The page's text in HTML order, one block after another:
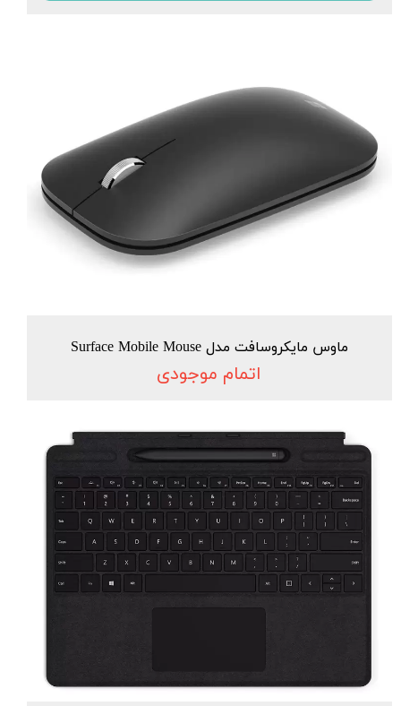
ماوس مایکروسافت مدل Surface Mobile Mouse
اتمام موجودی